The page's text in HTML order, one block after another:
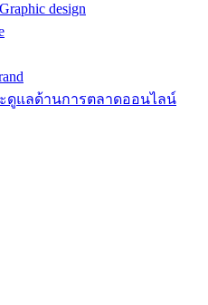
design
ดูแลด้านการตลาดออนไลน์